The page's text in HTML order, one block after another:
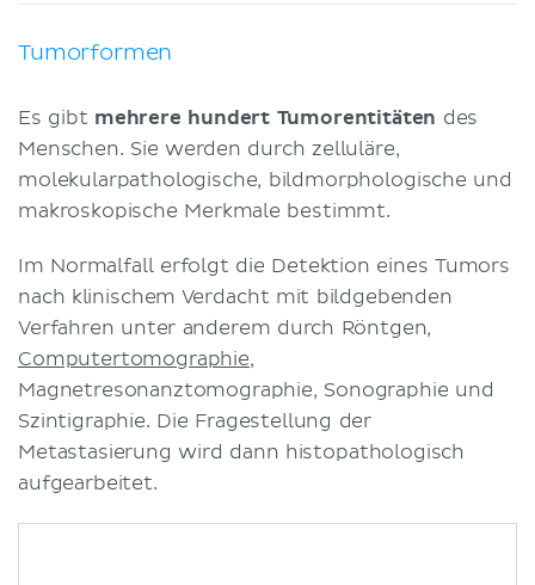
Tumorformen
Es gibt mehrere hundert Tumorentitäten des
Menschen. Sie werden durch zelluläre,
molekularpathologische, bildmorphologische und
makroskopische Merkmale bestimmt.
Im Normalfall erfolgt die Detektion eines Tumors
nach klinischem Verdacht mit bildgebenden
Verfahren unter anderem durch Röntgen,
Computertomographie,
Magnetresonanztomographie, Sonographie und
Szintigraphie. Die Fragestellung der
Metastasierung wird dann histopathologisch
aufgearbeitet.